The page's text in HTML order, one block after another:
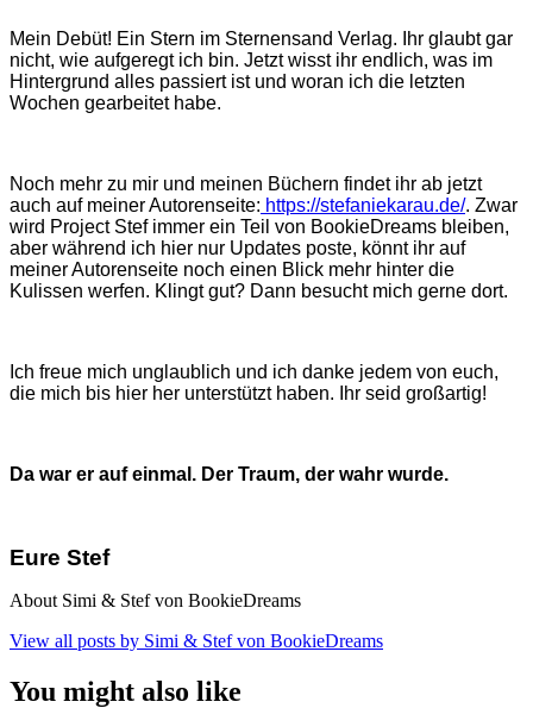
Mein Debüt! Ein Stern im Sternensand Verlag. Ihr glaubt gar
nicht, wie aufgeregt ich bin. Jetzt wisst ihr endlich, was im
Hintergrund alles passiert ist und woran ich die letzten
Wochen gearbeitet habe.
Noch mehr zu mir und meinen Büchern findet ihr ab jetzt
auch auf meiner Autorenseite: https://stefaniekarau.de/. Zwar
wird Project Stef immer ein Teil von BookieDreams bleiben,
aber während ich hier nur Updates poste, könnt ihr auf
meiner Autorenseite noch einen Blick mehr hinter die
Kulissen werfen. Klingt gut? Dann besucht mich gerne dort.
Ich freue mich unglaublich und ich danke jedem von euch,
die mich bis hier her unterstützt haben. Ihr seid großartig!
Da war er auf einmal. Der Traum, der wahr wurde.
Eure Stef
About Simi & Stef von BookieDreams
View all posts by Simi & Stef von BookieDreams
You might also like